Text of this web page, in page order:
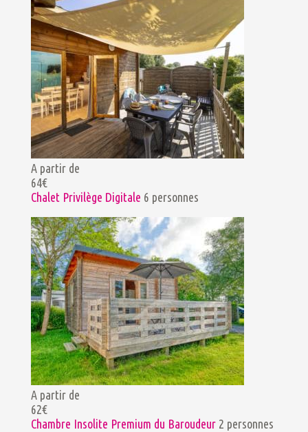
A partir de
64€
Chalet Privilège Digitale 6 personnes
A partir de
62€
Chambre Insolite Premium du Baroudeur 2 personnes